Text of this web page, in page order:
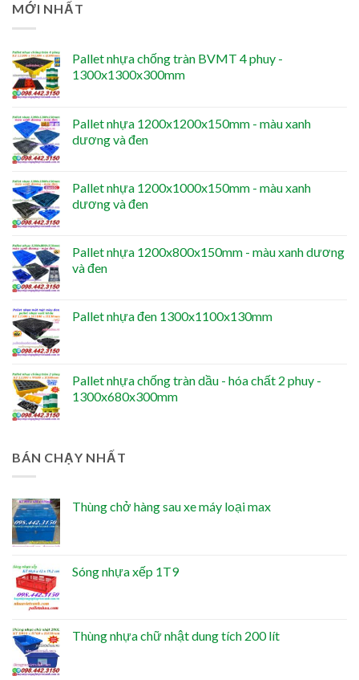
MỚI NHẤT
Pallet nhựa chống tràn BVMT 4 phuy -
1300x1300x300mm
Pallet nhựa 1200x1200x150mm - màu xanh
dương và đen
Pallet nhựa 1200x1000x150mm - màu xanh
dương và đen
Pallet nhựa 1200x800x150mm - màu xanh dương
và đen
Pallet nhựa đen 1300x1100x130mm
Pallet nhựa chống tràn dầu - hóa chất 2 phuy -
1300x680x300mm
BÁN CHẠY NHẤT
Thùng chở hàng sau xe máy loại max
Sóng nhựa xếp 1T9
Thùng nhựa chữ nhật dung tích 200 lít